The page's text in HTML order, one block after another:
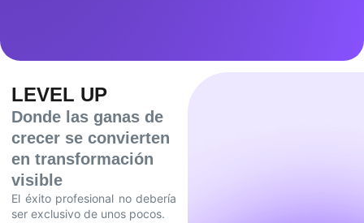
LEVEL UP
Donde las ganas de
crecer se convierten
en transformación
visible
El éxito profesional no debería
ser exclusivo de unos pocos.